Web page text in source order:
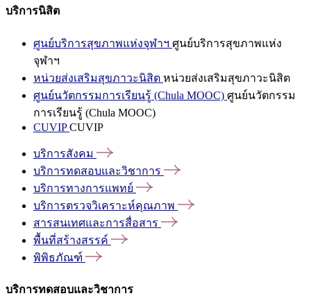
บริการนิสิต
ศูนย์บริการสุขภาพแห่งจุฬาฯ ศูนย์บริการสุขภาพแห่ง
จุฬาฯ
หน่วยส่งเสริมสุขภาวะนิสิต หน่วยส่งเสริมสุขภาวะนิสิต
ศูนย์นวัตกรรมการเรียนรู้ (Chula MOOC) ศูนย์นวัตกรรม
การเรียนรู้ (Chula MOOC)
CUVIPCUVIP
บริการสังคม
บริการทดสอบและวิชาการ
บริการทางการแพทย์
บริการตรวจวิเคราะห์คุณภาพ
สารสนเทศและการสื่อสาร
พื้นที่สร้างสรรค์
พิพิธภัณฑ์
บริการทดสอบและวิชาการ